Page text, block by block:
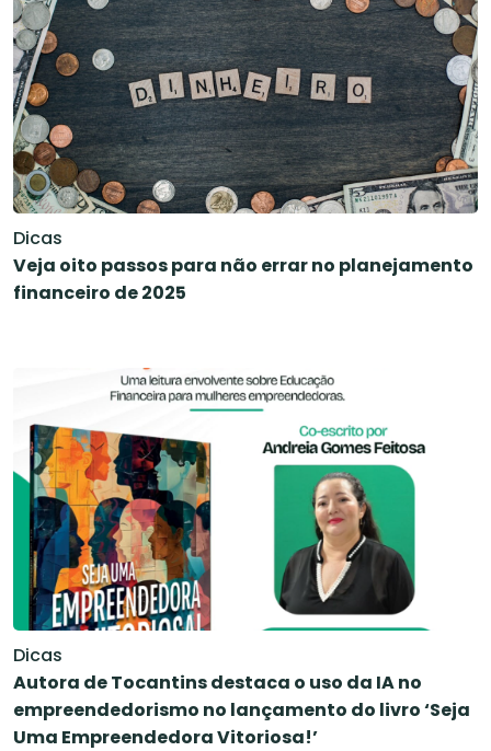
Dicas
Veja oito passos para não errar no planejamento
financeiro de 2025
Dicas
Autora de Tocantins destaca o uso da IA no
empreendedorismo no lançamento do livro ‘Seja
Uma Empreendedora Vitoriosa!’